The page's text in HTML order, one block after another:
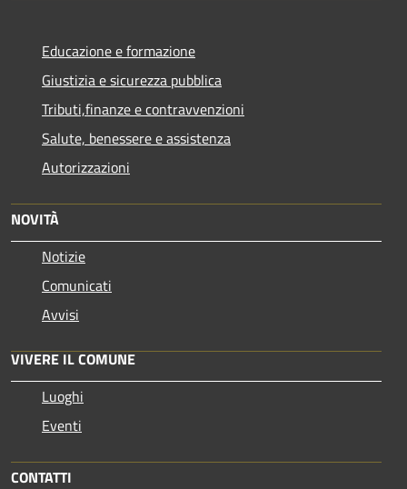
Educazione e formazione
Giustizia e sicurezza pubblica
Tributi,finanze e contravvenzioni
Salute, benessere e assistenza
Autorizzazioni
NOVITÀ
Notizie
Comunicati
Avvisi
VIVERE IL COMUNE
Luoghi
Eventi
CONTATTI